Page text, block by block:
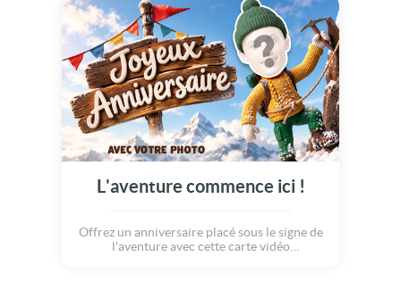
L'aventure commence ici !
Offrez un anniversaire placé sous le signe de
l'aventure avec cette carte vidéo